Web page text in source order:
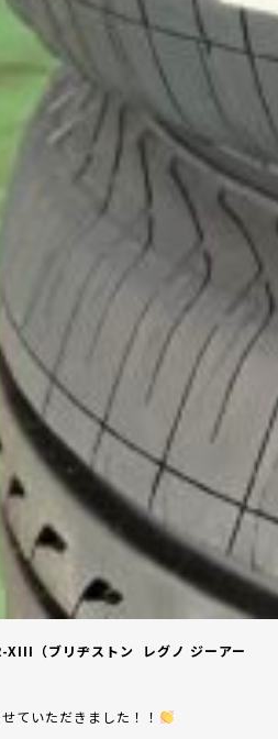
XIII（ブリヂストン
レグノ ジーアー
て いただきました！！